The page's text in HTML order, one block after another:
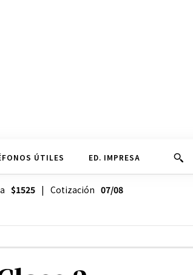
ÚTILES ED. IMPRESA
$1525| Cotización 07/08